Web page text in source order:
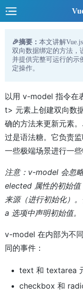
🎉摘要： 本文讲解
双向数据绑定的方法，
并提供完整可运行的示
定操作。
以用 v-model 指令
t> 元素上创建双向数
确的方法来更新元素
过是语法糖。它负责
一些极端场景进行一些
注意：v-model 会忽
elected 属性的初始值
来源（进行初始化）
a 选项中声明初始值。
v-model 在内部为不
同的事件：
text 和 textarea
checkbox 和